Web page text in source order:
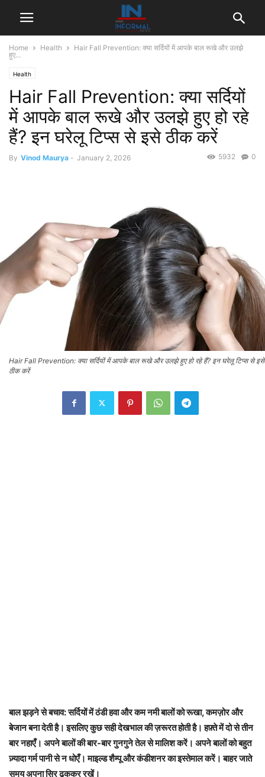
Home Health
Hair Fall Prevention: क्या सर्दियों में आपके बाल रूखे और उलझे
हुए...
Health
Hair Fall Prevention: क्या सर्दियों
में आपके बाल रूखे और उलझे हुए हो रहे
हैं? इन घरेलू टिप्स से इसे ठीक करें
By Vinod Maurya - January 2, 2026 0
5932
Hair Fall Prevention: क्या सर्दियों में आपके बाल रूखे और उलझे हुए हो रहे हैं? इन घरेलू टिप्स से इसे
ठीक करें
बाल झड़ने से बचाव: सर्दियों में ठंडी हवा और कम नमी बालों को रूखा, कमज़ोर और
बेजान बना देती है। इसलिए कुछ सही देखभाल की ज़रूरत होती है। हफ़्ते में दो से तीन
बार नहाएँ। अपने बालों की बार-बार गुनगुने तेल से मालिश करें। अपने बालों को बहुत
ज़्यादा गर्म पानी से न धोएँ। माइल्ड शैम्पू और कंडीशनर का इस्तेमाल करें। बाहर जाते
समय अपना सिर ढककर रखें।